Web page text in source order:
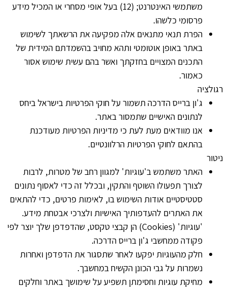
משתמשי האינטרנט; (12) בעל אופי מסחרי או המכיל מידע
פרסומי כלשהו.
הפרת תנאי מתנאים אלה מפקיעה את הרשאתך לשימוש
באתר באופן אוטומטי ותהא מחויב בהשמדתם המידית של
התכנים המצויים בחזקתך ואשר בהם עשית שימוש אסור
כאמור.
רגולציה
ג'ון ברייס הדרכה תשמור על חוקי הפרטיות בישראל ביחס
לנתונים האישיים שתמסור באתר.
אנו מוודאים מעת לעת כי מדיניות הפרטיות מעודכנת
בהתאם לחוקי הפרטיות הרלוונטיים.
ניטור
האתר משתמש ב'עוגיות' למגוון רחב של מטרות, לרבות
לצורך תפעולו השוטף והתקין, ובכלל זה כדי לאסוף נתונים
סטטיסטיים אודות השימוש בו, לאימות פרטים, כדי להתאים
את האתרים להעדפותיך האישיות ולצרכי אבטחת מידע.
'עוגיות' (Cookies) הן קבצי טקסט, שהדפדפן שלך יוצר לפי
פקודה ממחשבי ג'ון ברייס הדרכה.
חלק מהעוגיות יפקעו לאחר שתסגור את הדפדפן ואחרות
נשמרות על גבי הכונן הקשיח במחשבך.
מחיקת עוגיות וחסימתן תשפיע על שימושך באתר וחלקים